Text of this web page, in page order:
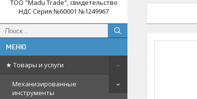
ТОО "Madu Trade", свидетельство
НДС Серия №60001 №1249967
★ Товары и услуги
Механизированные
инструменты